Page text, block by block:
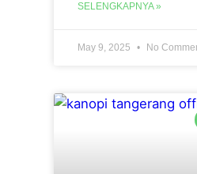
SELENGKAPNYA »
May 9, 2025 No